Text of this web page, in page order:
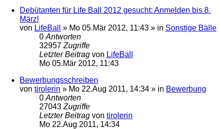
Debütanten für Life Ball 2012 gesucht: Anmelden bis 8.
März!
von LifeBall » Mo 05.Mär 2012, 11:43 » in Sonstige Bälle
0 Antworten
32957 Zugriffe
Letzter Beitrag von LifeBall
Mo 05.Mär 2012, 11:43
Bewerbungsschreiben
von tirolerin » Mo 22.Aug 2011, 14:34 » in Bewerbung
0 Antworten
27043 Zugriffe
Letzter Beitrag von tirolerin
Mo 22.Aug 2011, 14:34